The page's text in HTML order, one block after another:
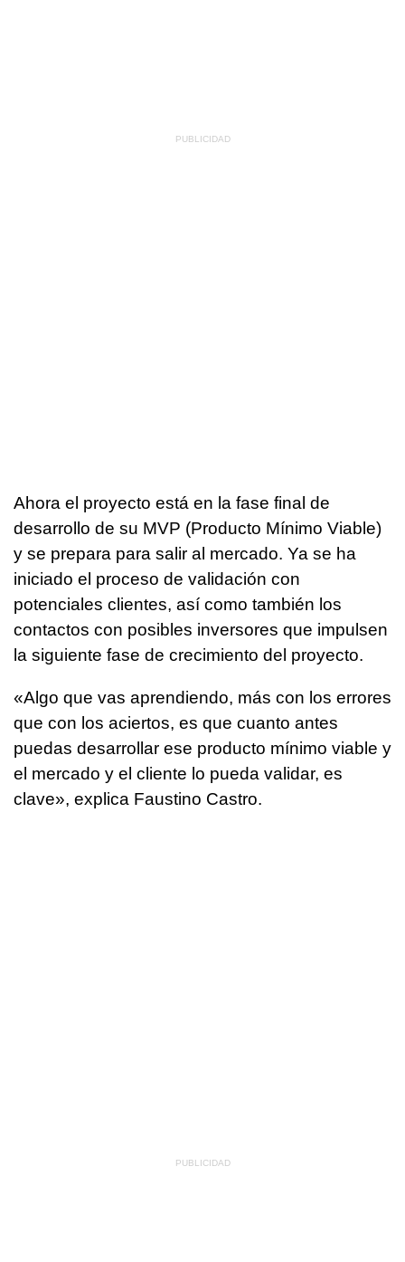
Ahora el proyecto está en la fase final de
desarrollo de su MVP (Producto Mínimo Viable)
y se prepara para salir al mercado. Ya se ha
iniciado el proceso de validación con
potenciales clientes, así como también los
contactos con posibles inversores que impulsen
la siguiente fase de crecimiento del proyecto.
«Algo que vas aprendiendo, más con los errores
que con los aciertos, es que cuanto antes
puedas desarrollar ese producto mínimo viable y
el mercado y el cliente lo pueda validar, es
clave», explica Faustino Castro.